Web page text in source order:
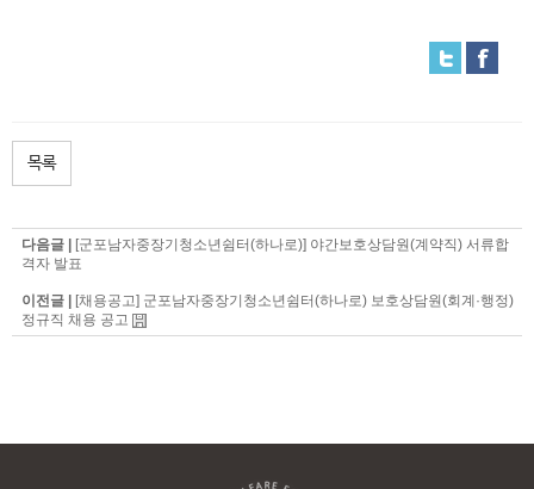
목록
다음글 |
[군포남자중장기청소년쉼터(하나로)] 야간보호상담원(계약직) 서류합
격자 발표
이전글 |
[채용공고] 군포남자중장기청소년쉼터(하나로) 보호상담원(회계·행정)
정규직 채용 공고